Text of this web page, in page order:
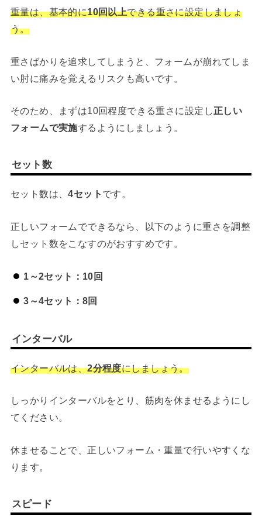
重量は、基本的に10回以上できる重さに設定しましょ
う。
重さばかりを追求してしまうと、フォームが崩れてしま
い肘に痛みを覚えるリスクも高いです。
そのため、まずは10回程度できる重さに設定し正しい
フォームで実施するようにしましょう。
セット数
セット数は、4セット です。
正しいフォームでできるなら、以下のように重さを調整
しセット数をこなすのがおすすめです。
1～2セット：10回
3～4セット：8回
インターバル
インターバルは、2分程度にしましょう。
しっかりインターバルをとり、筋肉を休ませるようにし
てください。
休ませることで、正しいフォーム・重量で行いやすくな
ります。
スピード